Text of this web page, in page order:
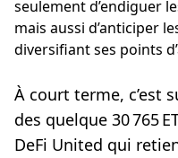
seulement d’endiguer
mais aussi d’anticiper
diversifiant ses points
À court terme, c’est
des quelque 30 765
DeFi United qui